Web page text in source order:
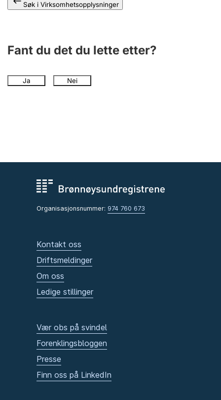
Søk i Virksomhetsopplysninger
Fant du det du lette etter?
Ja Nei
Organisasjonsnummer: 974 760 673
Kontakt oss
Driftsmeldinger
Om oss
Ledige stillinger
Vær obs på svindel
Forenklingsbloggen
Presse
Finn oss på LinkedIn